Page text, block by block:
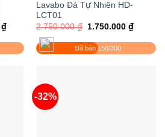
₫Khoảng
từ
1.750.000 ₫
Lavabo Đá Tự Nhiên HD-
LCT01
2.750.000₫
Giá
là:
2.750.000 ₫.
1.750.000 ₫Giá
tại
Đã bán 156/300
-32%